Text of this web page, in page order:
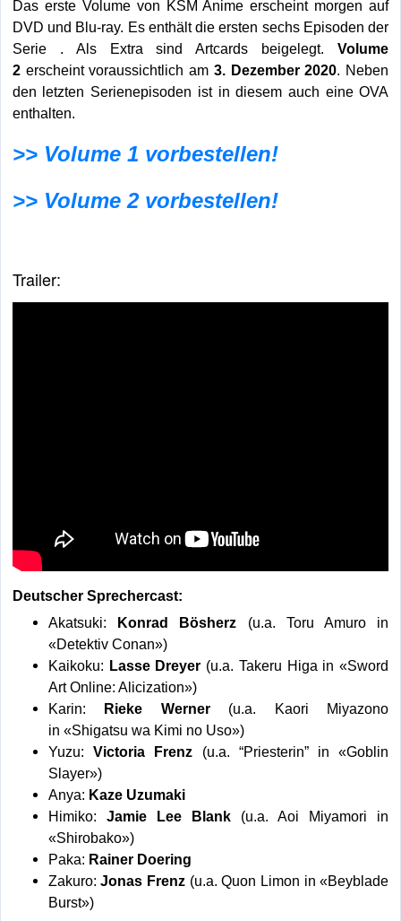
Das erste Volume von KSM Anime erscheint morgen auf
DVD und Blu-ray. Es enthält die ersten sechs Episoden der
Serie . Als Extra sind Artcards beigelegt.Volume
2 erscheint voraussichtlich am 3. Dezember 2020. Neben
den letzten Serienepisoden ist in diesem auch eine OVA
enthalten.
>> Volume 1 vorbestellen!
>> Volume 2 vorbestellen!
Trailer:
Deutscher Sprechercast:
Akatsuki: Konrad Bösherz (u.a. Toru Amuro in
«Detektiv Conan»)
Kaikoku: Lasse Dreyer (u.a. Takeru Higa in «Sword
Art Online: Alicization»)
Karin: Rieke Werner (u.a. Kaori Miyazono
in «Shigatsu wa Kimi no Uso»)
Yuzu:Victoria Frenz (u.a. “Priesterin” in «Goblin
Slayer»)
Anya: Kaze Uzumaki
Himiko: Jamie Lee Blank (u.a. Aoi Miyamori in
«Shirobako»)
Paka: Rainer Doering
Zakuro:Jonas Frenz (u.a. Quon Limon in «Beyblade
Burst»)